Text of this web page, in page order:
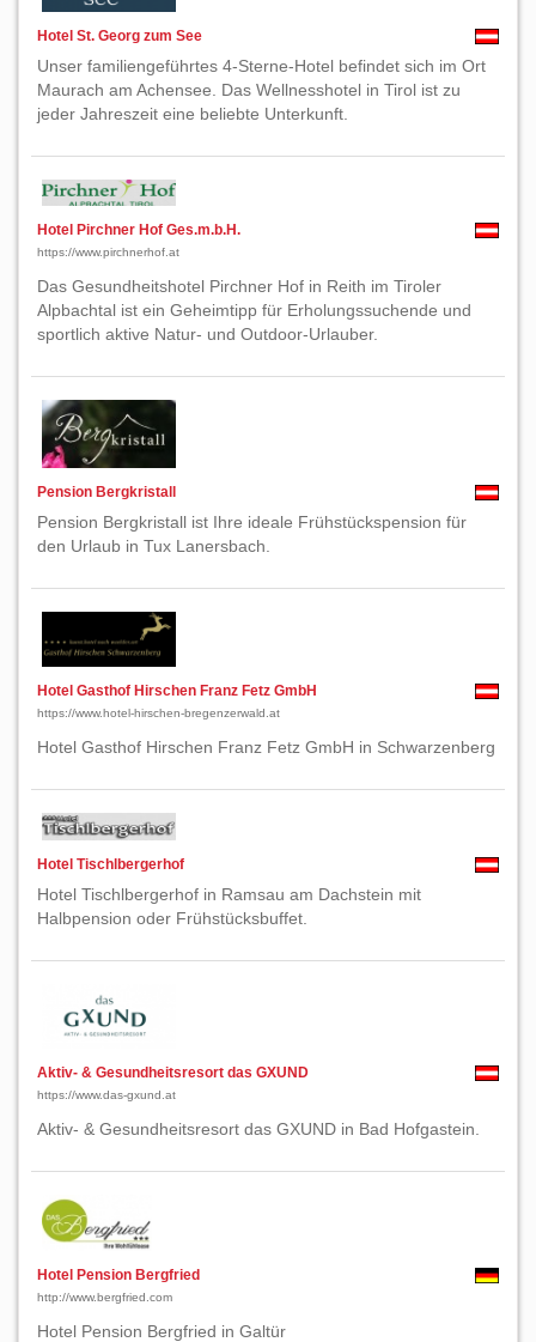
Hotel St. Georg zum See
Unser familiengeführtes 4-Sterne-Hotel befindet sich im Ort
Maurach am Achensee. Das Wellnesshotel in Tirol ist zu
jeder Jahreszeit eine beliebte Unterkunft.
Hotel Pirchner Hof Ges.m.b.H.
https://www.pirchnerhof.at
Das Gesundheitshotel Pirchner Hof in Reith im Tiroler
Alpbachtal ist ein Geheimtipp für Erholungssuchende und
sportlich aktive Natur- und Outdoor-Urlauber.
Pension Bergkristall
Pension Bergkristall ist Ihre ideale Frühstückspension für
den Urlaub in Tux Lanersbach.
Hotel Gasthof Hirschen Franz Fetz GmbH
https://www.hotel-hirschen-bregenzerwald.at
Hotel Gasthof Hirschen Franz Fetz GmbH in Schwarzenberg
Hotel Tischlbergerhof
Hotel Tischlbergerhof in Ramsau am Dachstein mit
Halbpension oder Frühstücksbuffet.
Aktiv- & Gesundheitsresort das GXUND
https://www.das-gxund.at
Aktiv- & Gesundheitsresort das GXUND in Bad Hofgastein.
Hotel Pension Bergfried
http://www.bergfried.com
Hotel Pension Bergfried in Galtür